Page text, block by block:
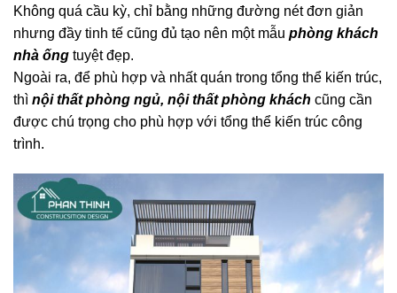
Không quá cầu kỳ, chỉ bằng những đường nét đơn giản
nhưng đầy tinh tế cũng đủ tạo nên một mẫu phòng khách
nhà ống tuyệt đẹp.
Ngoài ra, để phù hợp và nhất quán trong tổng thể kiến trúc,
thì nội thất phòng ngủ, nội thất phòng khách cũng cần
được chú trọng cho phù hợp với tổng thể kiến trúc công
trình.